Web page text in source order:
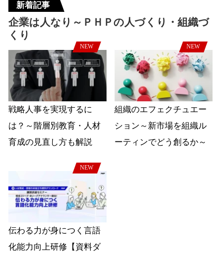
新着記事
企業は人なり～ＰＨＰの人づくり・組織づ
くり
NEW
戦略人事を実現するに
は？～階層別教育・人材
育成の見直し方も解説
NEW
組織のエフェクチュエー
ション～新市場を組織ル
ーティンでどう創るか～
NEW
伝わる力が身につく言語
化能力向上研修【資料ダ